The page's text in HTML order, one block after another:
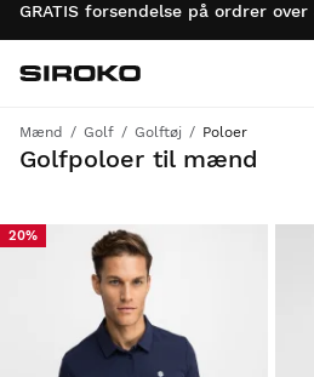
GRATIS forsendelse på ordrer
Gå til
Siroko.com
Mænd Golf Golftøj Poloer
Golfpoloer til mænd
Maksimal performance i stil og komfort
20%